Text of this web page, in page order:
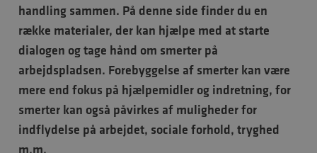
handling sammen. På denne side finder du en
række materialer, der kan hjælpe med at starte
dialogen og tage hånd om smerter på
arbejdspladsen. Forebyggelse af smerter kan være
mere end fokus på hjælpemidler og indretning, for
smerter kan også påvirkes af muligheder for
indflydelse på arbejdet, sociale forhold, tryghed
m.m.